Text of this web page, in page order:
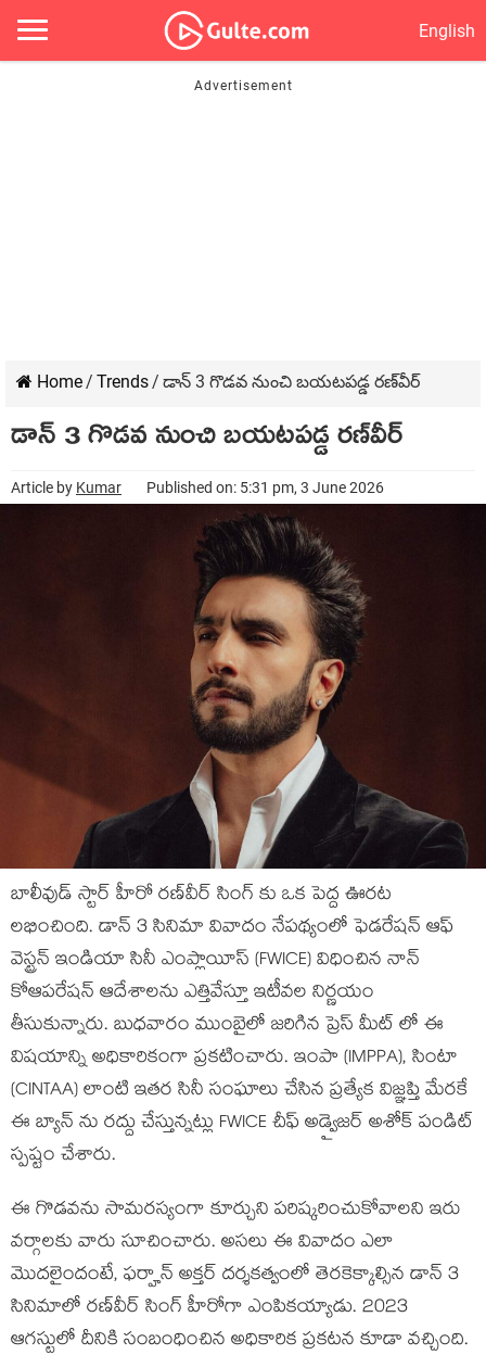
English
Home/ Trends/ డాన్ 3 గొడవ నుంచి బయటపడ్డ రణ్‌వీర్
డాన్ 3 గొడవ నుంచి బయటపడ్డ రణ్‌వీర్
Article by Kumar Published on: 5:31 pm, 3 June 2026
బాలీవుడ్ స్టార్ హీరో రణ్‌వీర్ సింగ్ కు ఒక పెద్ద ఊరట
లభించింది. డాన్ 3 సినిమా వివాదం నేపథ్యంలో ఫెడరేషన్ ఆఫ్
వెస్ట్రన్ ఇండియా సినీ ఎంప్లాయీస్ (FWICE) విధించిన నాన్
కోఆపరేషన్ ఆదేశాలను ఎత్తివేస్తూ ఇటీవల నిర్ణయం
తీసుకున్నారు. బుధవారం ముంబైలో జరిగిన ప్రెస్ మీట్ లో ఈ
విషయాన్ని అధికారికంగా ప్రకటించారు. ఇంపా (IMPPA), సింటా
(CINTAA) లాంటి ఇతర సినీ సంఘాలు చేసిన ప్రత్యేక విజ్ఞప్తి మేరకే
ఈ బ్యాన్ ను రద్దు చేస్తున్నట్లు FWICE చీఫ్ అడ్వైజర్ అశోక్ పండిట్
స్పష్టం చేశారు.
ఈ గొడవను సామరస్యంగా కూర్చుని పరిష్కరించుకోవాలని ఇరు
వర్గాలకు వారు సూచించారు. అసలు ఈ వివాదం ఎలా
మొదలైందంటే, ఫర్హాన్ అక్తర్ దర్శకత్వంలో తెరకెక్కాల్సిన డాన్ 3
సినిమాలో రణ్‌వీర్ సింగ్ హీరోగా ఎంపికయ్యాడు. 2023
ఆగస్టులో దీనికి సంబంధించిన అధికారిక ప్రకటన కూడా వచ్చింది.